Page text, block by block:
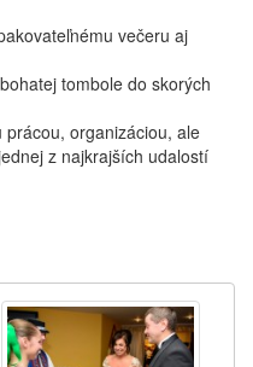
večeru aj
tombole do skorých
organizáciou, ale
z najkrajších udalostí